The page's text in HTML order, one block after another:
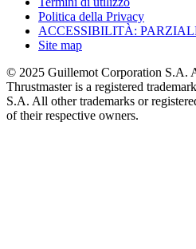
Politica della Privacy
ACCESSIBILITÀ:
Site map
© 2025 Guillemot Corporation S.A.
Thrustmaster is a registered
S.A. All other trademarks or
of their respective owners.